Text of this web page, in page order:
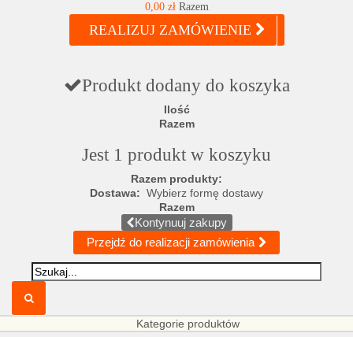
0,00 zł Razem
REALIZUJ ZAMÓWIENIE
Produkt dodany do koszyka
Ilość
Razem
Jest 1 produkt w koszyku
Razem produkty:
Dostawa: Wybierz formę dostawy
Razem
Kontynuuj zakupy
Przejdź do realizacji zamówienia
Kategorie produktów